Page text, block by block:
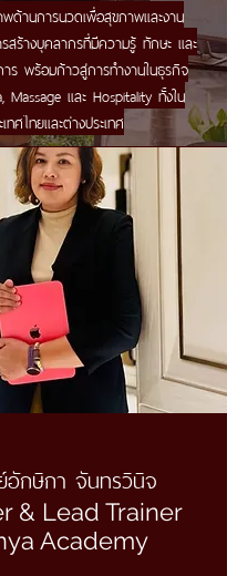
านการนวดเพื่อสุขภาพและงาน
สร้างบุคลากรที่มีความรู้ ทักษะ และ
าร พร้อมก้าวสู่การทำงานในธุรกิจ
Massage และ Hospitality ทั้งใน
ทศไทยและต่างประเทศ
อักษิกา จันทรวินิจ
& Lead Trainer
Academy